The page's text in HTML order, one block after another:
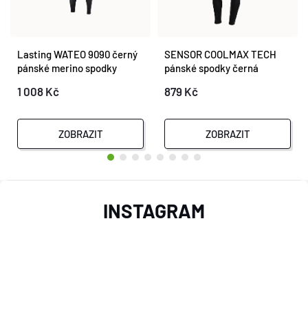
Lasting WATEO 9090 černý
pánské merino spodky
1 008 Kč
ZOBRAZIT
SENSOR COOLMAX TECH
pánské spodky černá
879 Kč
ZOBRAZIT
INSTAGRAM